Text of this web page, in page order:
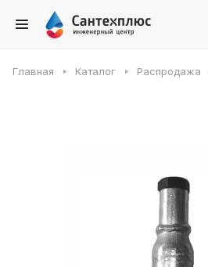
Главная Каталог Распродажа